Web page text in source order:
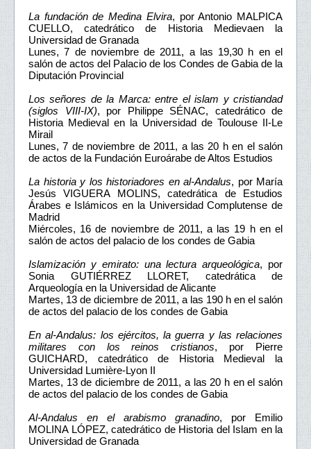
La fundación de Medina Elvira, por Antonio MALPICA
CUELLO, catedrático de Historia Medievaen la
Universidad de Granada
Lunes, 7 de noviembre de 2011, a las 19,30 h en el
salón de actos del Palacio de los Condes de Gabia de la
Diputación Provincial
Los señores de la Marca: entre el islam y cristiandad
(siglos VIII-IX), por Philippe SÉNAC, catedrático de
Historia Medieval en la Universidad de Toulouse II-Le
Mirail
Lunes, 7 de noviembre de 2011, a las 20 h en el salón
de actos de la Fundación Euroárabe de Altos Estudios
La historia y los historiadores en al-Andalus, por María
Jesús VIGUERA MOLINS, catedrática de Estudios
Árabes e Islámicos en la Universidad Complutense de
Madrid
Miércoles, 16 de noviembre de 2011, a las 19 h en el
salón de actos del palacio de los condes de Gabia
Islamización y emirato: una lectura arqueológica, por
Sonia GUTIÉRREZ LLORET, catedrática de
Arqueología en la Universidad de Alicante
Martes, 13 de diciembre de 2011, a las 190 h en el salón
de actos del palacio de los condes de Gabia
En al-Andalus: los ejércitos, la guerra y las relaciones
militares con los reinos cristianos, por Pierre
GUICHARD, catedrático de Historia Medieval la
Universidad Lumière-Lyon II
Martes, 13 de diciembre de 2011, a las 20 h en el salón
de actos del palacio de los condes de Gabia
Al-Andalus en el arabismo granadino, por Emilio
MOLINA LÓPEZ, catedrático de Historia del Islam en la
Universidad de Granada